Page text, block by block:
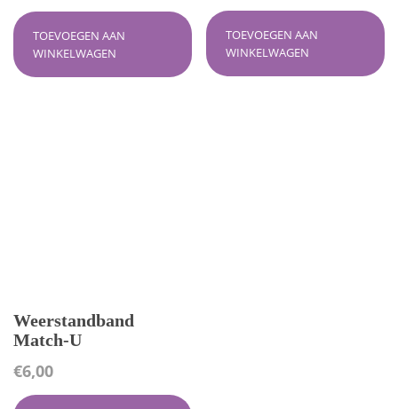
TOEVOEGEN AAN
WINKELWAGEN
TOEVOEGEN AAN
WINKELWAGEN
Weerstandband
Match-U
€6,00